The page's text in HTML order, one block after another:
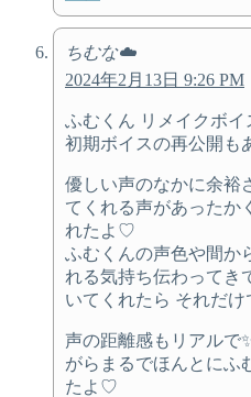
ちむな☁️
2024年2月13日 9:26 PM
ふむくん リメイクボ
初期ボイスの再公開も
優しい声のなかに余裕
てくれる声があったか
れたよ♡
ふむくんの声色や間か
れる気持ち伝わってき
いてくれたら それだ
声の距離感もリアルで
がらまるでほんとにふ
たよ♡